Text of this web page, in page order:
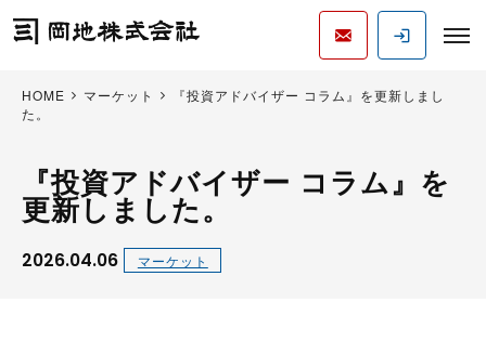
HOME マーケット
『投資アドバイザー コラム』を更新しまし
た。
『投資アドバイザー コラム』を
更新しました。
2026.04.06 マーケット